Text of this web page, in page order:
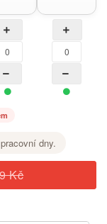
dny.
Kč